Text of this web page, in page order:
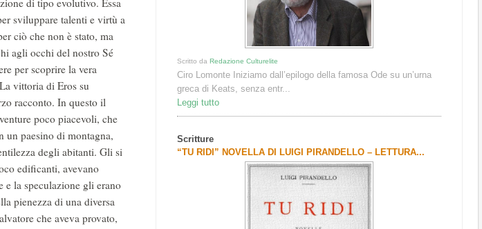
Scritto daRedazione Culturelite
Ciro Lomonte Iniziamo dall’epilogo della famosa Ode su un’urna
greca di Keats, senza entr...
Leggi tutto
Scritture
“TU RIDI” NOVELLA DI LUIGI PIRANDELLO – LETTURA...